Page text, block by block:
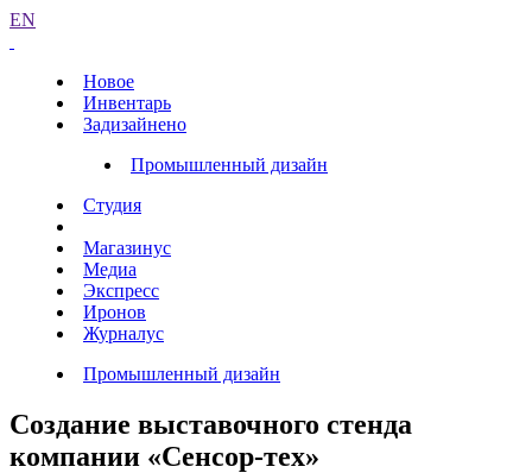
EN
Новое
Инвентарь
Задизайнено
Промышленный дизайн
Студия
Магазинус
Медиа
Экспресс
Иронов
Журналус
Промышленный дизайн
Создание выставочного стенда
компании «Сенсор-тех»